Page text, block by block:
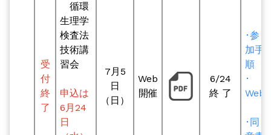
受
付
終
了
循環
生理学
検査法
技術講
習会
申込は
6月24
日
7月5
日
（日）
Web
開催
6/24
終 了
･参
加手
順
･
Web
･同